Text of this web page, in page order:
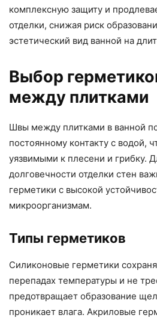
комплексную защиту и
отделки, снижая риск
эстетический вид ванной на
Выбор
между плитками
Швы между плитками в ванной
постоянному контакту с водой,
уязвимыми к плесени и грибку.
долговечности отделки стен
герметики с высокой
микроорганизмам.
Типы герметиков
Силиконовые герметики
перепадах температуры и не
предотвращает образование
проникает влага. Акриловые